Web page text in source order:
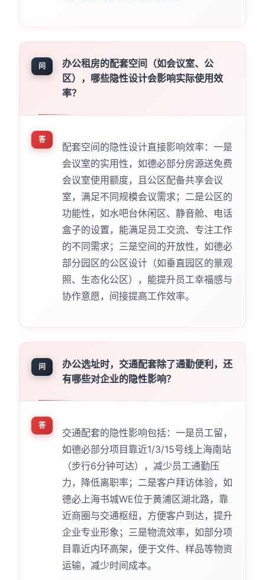
问
办公租房的配套空间（如会议室、公
区），哪些隐性设计会影响实际使用效
率？
答
配套空间的隐性设计直接影响效率：一是
会议室的实用性，如德必部分房源送免费
会议室使用额度，且公区配备共享会议
室，满足不同规模会议需求；二是公区的
功能性，如水吧台休闲区、静音舱、电话
盒子的设置，能满足员工交流、专注工作
的不同需求；三是空间的开放性，如德必
部分园区的公区设计（如垂直园区的景观
照、生态化公区），能提升员工幸福感与
协作意愿，间接提高工作效率。
问
办公选址时，交通配套除了通勤便利，还
有哪些对企业的隐性影响？
答
交通配套的隐性影响包括：一是员工留，
如德必部分项目靠近1/3/15号线上海南站
（步行6分钟可达），减少员工通勤压
力，降低离职率；二是客户拜访体验，如
德必上海书城WE位于黄浦区湖北路，靠
近商圈与交通枢纽，方便客户到达，提升
企业专业形象；三是物流效率，如部分项
目靠近内环高架，便于文件、样品等物资
运输，减少时间成本。